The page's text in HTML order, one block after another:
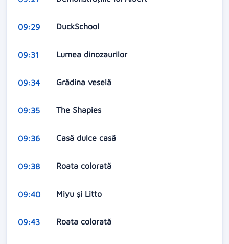
09:29 DuckSchool
09:31 Lumea dinozaurilor
09:34 Grădina veselă
09:35 The Shapies
09:36 Casă dulce casă
09:38 Roata colorată
09:40 Miyu şi Litto
09:43 Roata colorată